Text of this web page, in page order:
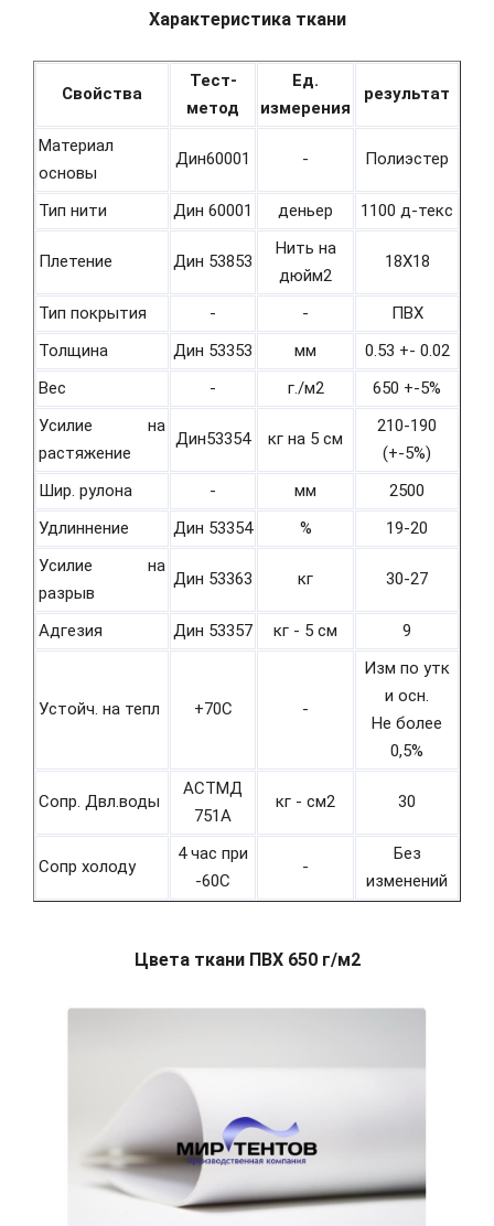
Характеристика ткани
Свойства
Тест-
метод
Ед.
измерения
результат
Материал
основы
Дин60001 - Полиэстер
Тип нити Дин 60001 деньер 1100 д-текс
Плетение Дин 53853
Нить на
дюйм2
18Х18
Тип покрытия - -
ПВХ
Толщина
Дин 53353 мм
0.53 +- 0.02
Вес
- г./м2
650 +-5%
Усилие на
растяжение
Дин53354 кг на 5 см
210-190
(+-5%)
Шир. рулона
- мм
2500
Удлиннение
Дин 53354 %
19-20
Усилие на
разрыв
Дин 53363 кг 30-27
Адгезия Дин 53357 кг - 5 см 9
Устойч. на тепл +70С -
Изм по утк
и осн.
Не более
0,5%
Сопр. Двл.воды
АСТМД
751А
кг - см2 30
Сопр холоду
4 час при
-60С
-
Без
изменений
Цвета ткани ПВХ 650 г/м2